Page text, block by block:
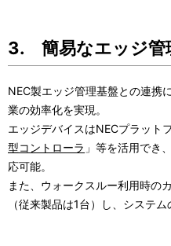
3. 簡易なエッジ管
NEC製エッジ管理基盤との連携
業の効率化を実現。
エッジデバイスはNECプラット
型コントローラ 」等を活用でき
応可能。
また、ウォークスルー利用時の
（従来製品は1台）し、システム